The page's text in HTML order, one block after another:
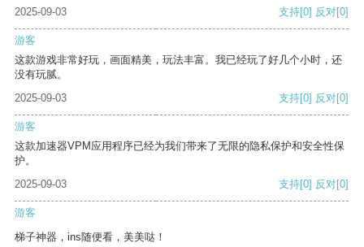
2025-09-03
支持[0] 反对[0]
游客
这款游戏非常好玩，画面精美，玩法丰富。我已经玩了好几个小时，还
没有玩腻。
2025-09-03
支持[0] 反对[0]
游客
这款加速器VPM应用程序已经为我们带来了无限的隐私保护和安全性保
护。
2025-09-03
支持[0] 反对[0]
游客
梯子神器，ins随便看，美美哒！